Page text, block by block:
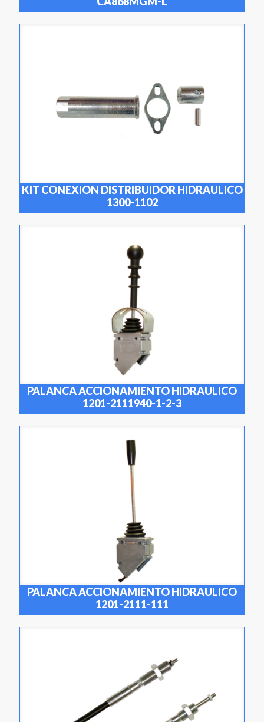
KIT CONEXION DISTRIBUIDOR HIDRAULICO
1300-1102
PALANCA ACCIONAMIENTO HIDRAULICO
1201-2111940-1-2-3
PALANCA ACCIONAMIENTO HIDRAULICO
1201-2111-111